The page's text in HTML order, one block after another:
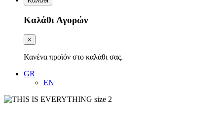
Καλάθι Αγορών
×
Κανένα προϊόν στο καλάθι σας.
GR
EN